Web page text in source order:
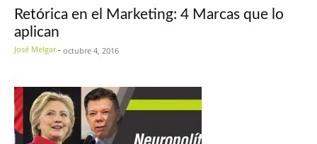
Retórica en el Marketing: 4 Marcas que lo
aplican
José Melgar - octubre 4, 2016